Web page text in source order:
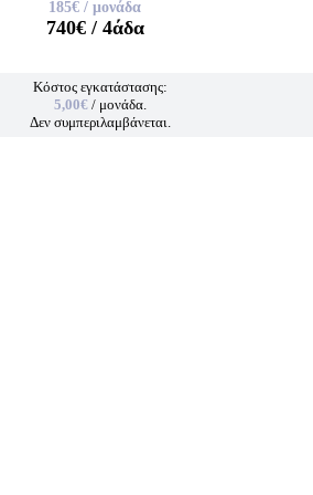
185€ / μονάδα
740€/ 4άδα
Κόστος εγκατάστασης:
5,00€ / μονάδα.
Δεν συμπεριλαμβάνεται.